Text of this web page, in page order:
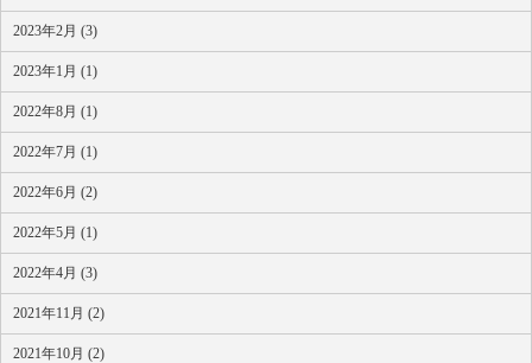
2023年2月 (3)
2023年1月 (1)
2022年8月 (1)
2022年7月 (1)
2022年6月 (2)
2022年5月 (1)
2022年4月 (3)
2021年11月 (2)
2021年10月 (2)